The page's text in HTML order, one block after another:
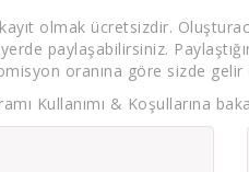
olmak ücretsizdir.
paylaşabilirsiniz.
oranına göre sizde
Kullanımı & Koşullarına